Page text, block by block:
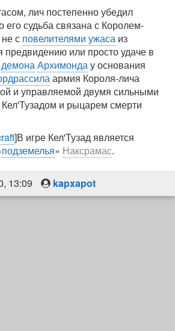
лич постепенно убедил
судьба связана с Королем-
с повелителями ужаса из
предвидению или просто удаче в
демонаАрхимондау основания
армия Короля-лича
и управляемой двумя сильными
и рыцарем смерти
]В игре Кел'Тузад является
подземелья» Наксрамас.
13:09 kapxapot